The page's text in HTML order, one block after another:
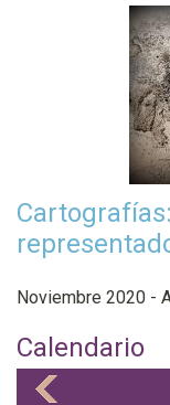
Noviembre 2020 -
Calendario